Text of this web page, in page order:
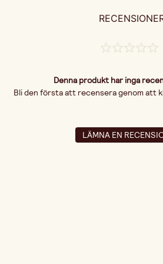
Denna produkt har inga
Bli den första att recensera genom att
LÄMNA EN